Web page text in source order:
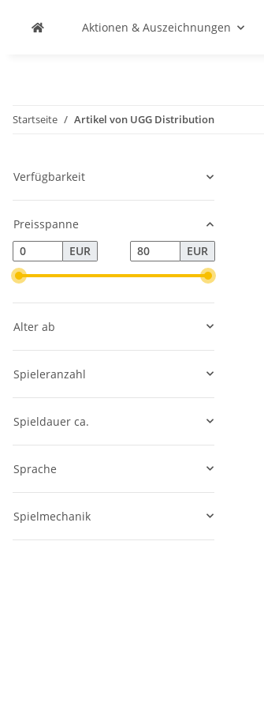
Aktionen & Auszeichnungen
Startseite Artikel von UGG Distribution
Verfügbarkeit
Preisspanne
EUR
EUR
Alter ab
Spieleranzahl
Spieldauer ca.
Sprache
Spielmechanik